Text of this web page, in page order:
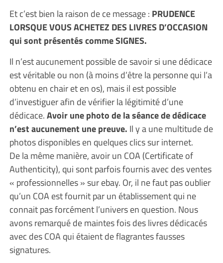
Et c’est bien la raison de ce message : PRUDENCE
LORSQUE VOUS ACHETEZ DES LIVRES D’OCCASION
qui sont présentés comme SIGNES.
Il n’est aucunement possible de savoir si une dédicace
est véritable ou non (à moins d’être la personne qui l’a
obtenu en chair et en os), mais il est possible
d’investiguer afin de vérifier la légitimité d’une
dédicace.Avoir une photo de la séance de dédicace
n’est aucunement une preuve. Il y a une multitude de
photos disponibles en quelques clics sur internet.
De la même manière, avoir un COA (Certificate of
Authenticity), qui sont parfois fournis avec des ventes
« professionnelles » sur ebay. Or, il ne faut pas oublier
qu’un COA est fournit par un établissement qui ne
connait pas forcément l’univers en question. Nous
avons remarqué de maintes fois des livres dédicacés
avec des COA qui étaient de flagrantes fausses
signatures.